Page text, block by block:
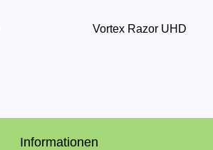
Vortex Razor UHD
Informationen